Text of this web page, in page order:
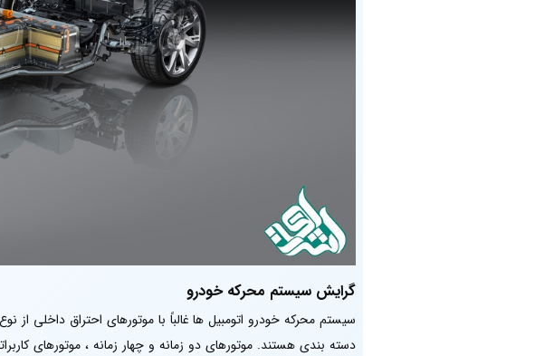
گرایش سیستم محرکه خودرو
سیستم محرکه خودرو اتومبیل ها غالباً با موتورهای احتراق داخلی از
دسته بندی هستند. موتورهای دو زمانه و چهار زمانه ، موتورهای